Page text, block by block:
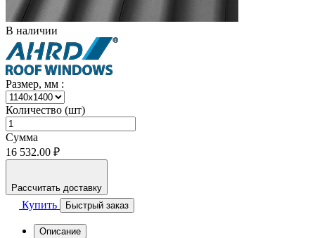
В наличии
Размер, мм :
Количество (шт)
Сумма
16 532.00 ₽
Рассчитать доставку
Купить Быстрый заказ
Описание